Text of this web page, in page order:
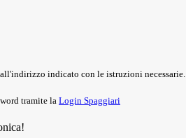
indicato con le istruzioni necessarie.
tramite la Login Spaggiari